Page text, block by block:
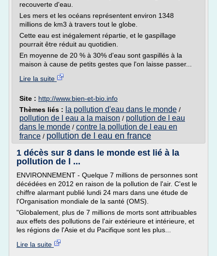
recouverte d'eau.
Les mers et les océans représentent environ 1348
millions de km3 à travers tout le globe.
Cette eau est inégalement répartie, et le gaspillage
pourrait être réduit au quotidien.
En moyenne de 20 % à 30% d'eau sont gaspillés à la
maison à cause de petits gestes que l'on laisse passer...
Lire la suite
Site : http://www.bien-et-bio.info
Thèmes liés : la pollution d'eau dans le monde /
pollution de l eau a la maison / pollution de l eau
dans le monde / contre la pollution de l eau en
france / pollution de l eau en france
1 décès sur 8 dans le monde est lié à la
pollution de l ...
ENVIRONNEMENT - Quelque 7 millions de personnes sont
décédées en 2012 en raison de la pollution de l'air. C'est le
chiffre alarmant publié lundi 24 mars dans une étude de
l'Organisation mondiale de la santé (OMS).
"Globalement, plus de 7 millions de morts sont attribuables
aux effets des pollutions de l'air extérieure et intérieure, et
les régions de l'Asie et du Pacifique sont les plus...
Lire la suite